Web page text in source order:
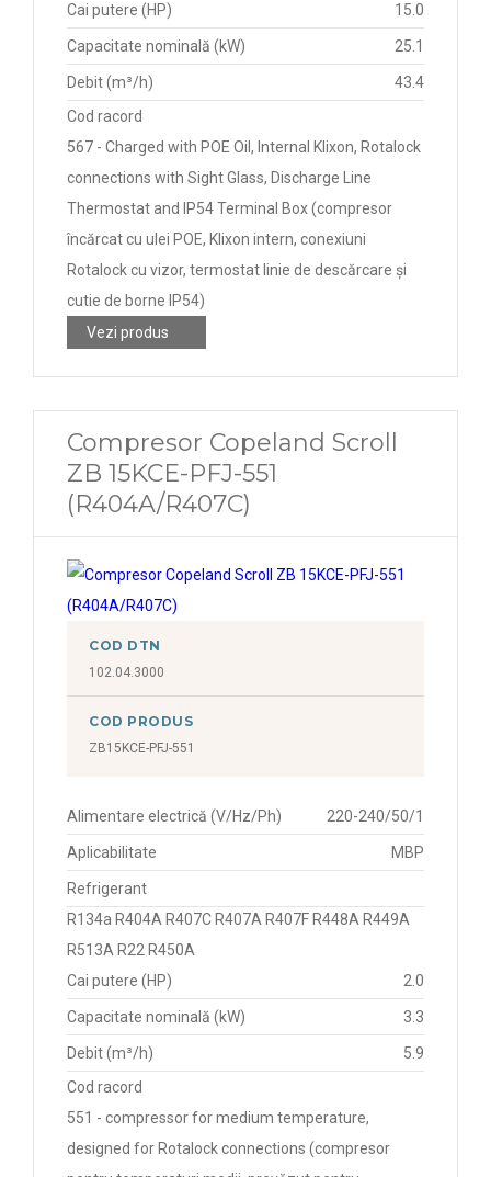
Cai putere (HP)
15.0
Capacitate nominală (kW) 25.1
Debit (m³/h)
43.4
Cod racord
567 - Charged with POE Oil, Internal Klixon, Rotalock
connections with Sight Glass, Discharge Line
Thermostat and IP54 Terminal Box (compresor
încărcat cu ulei POE, Klixon intern, conexiuni
Rotalock cu vizor, termostat linie de descărcare și
cutie de borne IP54)
Vezi produs
Compresor Copeland Scroll
ZB 15KCE-PFJ-551
(R404A/R407C)
COD DTN
102.04.3000
COD PRODUS
ZB15KCE-PFJ-551
Alimentare electrică (V/Hz/Ph) 220-240/50/1
Aplicabilitate MBP
Refrigerant
R134a R404A R407C R407A R407F R448A R449A
R513A R22 R450A
Cai putere (HP)
2.0
Capacitate nominală (kW) 3.3
Debit (m³/h)
5.9
Cod racord
551 - compressor for medium temperature,
designed for Rotalock connections (compresor